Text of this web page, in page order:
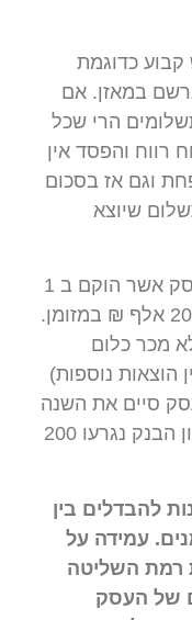
אם
הרי שכל
אין
אז בסכום
מלאי – דוגמא בסיסית – עסק אשר הוקם ב 1
בסך 200 אלף ₪ במזומן.
נוספות)
את השנה
בצורה מאוזנת בעוד מחשבון הבנק נגרעו 200
בין
על